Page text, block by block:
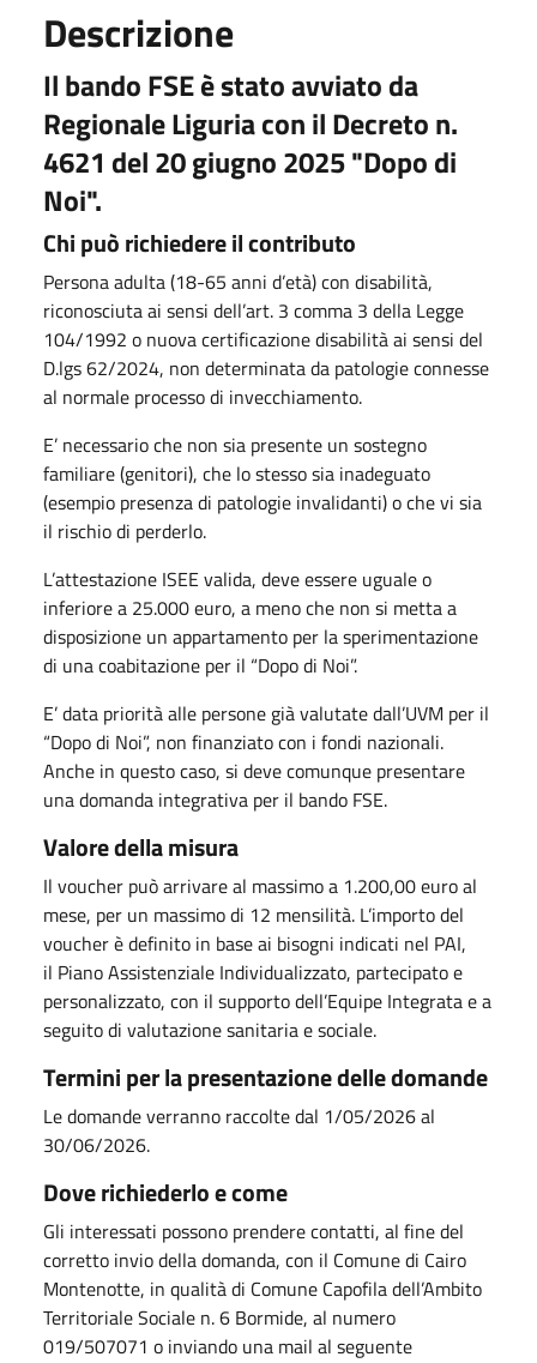
Descrizione
Il bando FSE è stato avviato da
Regionale Liguria con il Decreto n.
4621 del 20 giugno 2025 "Dopo di
Noi".
Chi può richiedere il contributo
Persona adulta (18-65 anni d’età) con disabilità,
riconosciuta ai sensi dell’art. 3 comma 3 della Legge
104/1992 o nuova certificazione disabilità ai sensi del
D.lgs 62/2024, non determinata da patologie connesse
al normale processo di invecchiamento.
E’ necessario che non sia presente un sostegno
familiare (genitori), che lo stesso sia inadeguato
(esempio presenza di patologie invalidanti) o che vi sia
il rischio di perderlo.
L’attestazione ISEE valida, deve essere uguale o
inferiore a 25.000 euro, a meno che non si metta a
disposizione un appartamento per la sperimentazione
di una coabitazione per il “Dopo di Noi”.
E’ data priorità alle persone già valutate dall’UVM per il
“Dopo di Noi”, non finanziato con i fondi nazionali.
Anche in questo caso, si deve comunque presentare
una domanda integrativa per il bando FSE.
Valore della misura
Il voucher può arrivare al massimo a 1.200,00 euro al
mese, per un massimo di 12 mensilità. L’importo del
voucher è definito in base ai bisogni indicati nel PAI,
il Piano Assistenziale Individualizzato, partecipato e
personalizzato, con il supporto dell’Equipe Integrata e a
seguito di valutazione sanitaria e sociale.
Termini per la presentazione delle domande
Le domande verranno raccolte dal 1/05/2026 al
30/06/2026.
Dove richiederlo e come
Gli interessati possono prendere contatti, al fine del
corretto invio della domanda, con il Comune di Cairo
Montenotte, in qualità di Comune Capofila dell’Ambito
Territoriale Sociale n. 6 Bormide, al numero
019/507071 o inviando una mail al seguente